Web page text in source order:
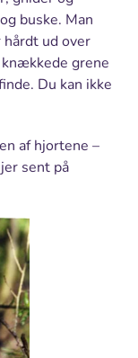
buske. Man
ud over
grene
Du kan ikke
af hjortene –
sent på